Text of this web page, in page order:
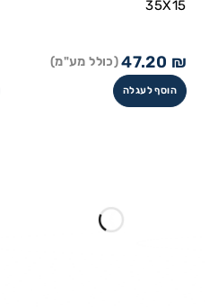
35X15
47.20 ₪ (כולל מע"מ)
הוסף לעגלה